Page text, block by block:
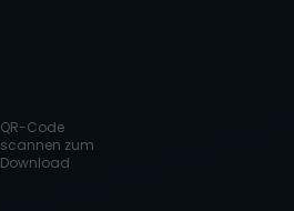
QR-Code
scannen zum
Download